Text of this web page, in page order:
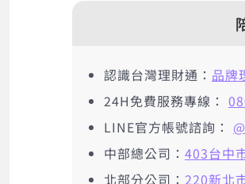
認識台灣理財通： 品牌
24H免費服務專線：
LINE官方帳號諮詢：
中部總公司： 403台中
北部分公司： 220新北